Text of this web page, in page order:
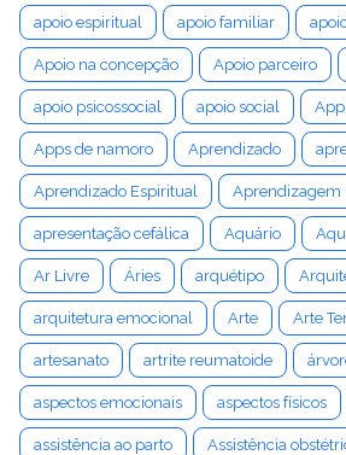
apoio espiritual apoio familiar
Apoio na concepção Apoio parceiro
apoio psicossocial apoio social
Apps de namoro Aprendizado
Aprendizado Espiritual Aprendizagem
apresentação cefálica Aquário
Ar Livre Áries arquétipo
arquitetura emocional Arte Arte
artesanato artrite reumatoide
aspectos emocionais aspectos físicos
assistência ao parto Assistência